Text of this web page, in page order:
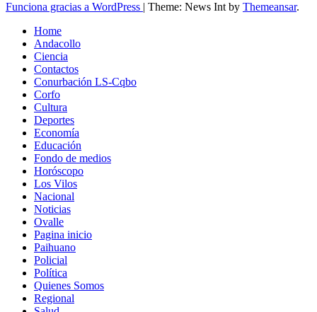
Funciona gracias a WordPress | Theme: News Int by Themeansar.
Home
Andacollo
Ciencia
Contactos
Conurbación LS-Cqbo
Corfo
Cultura
Deportes
Economía
Educación
Fondo de medios
Horóscopo
Los Vilos
Nacional
Noticias
Ovalle
Pagina inicio
Paihuano
Policial
Política
Quienes Somos
Regional